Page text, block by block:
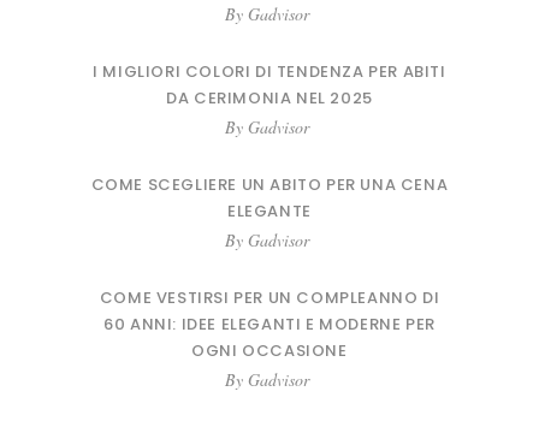
By Gadvisor
I MIGLIORI COLORI DI TENDENZA PER ABITI
DA CERIMONIA NEL 2025
By Gadvisor
COME SCEGLIERE UN ABITO PER UNA CENA
ELEGANTE
By Gadvisor
COME VESTIRSI PER UN COMPLEANNO DI
60 ANNI: IDEE ELEGANTI E MODERNE PER
OGNI OCCASIONE
By Gadvisor